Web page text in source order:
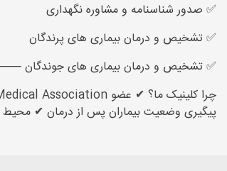
✅ صدور شناسنامه و مشاوره نگهداری
✅ تشخیص و درمان بیماری های پرندگان
✅ تشخیص و درمان بیماری های
پیگیری وضعیت بیماران پس از درمان ✔